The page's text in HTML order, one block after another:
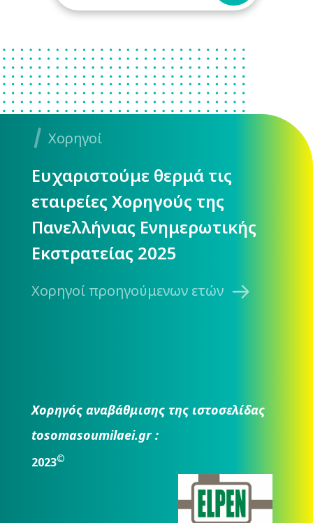
Χορηγοί
Ευχαριστούμε θερμά τις
εταιρείες Χορηγούς της
Πανελλήνιας Ενημερωτικής
Εκστρατείας 2025
Χορηγοί προηγούμενων ετών
Χορηγός αναβάθμισης της ιστοσελίδας
tosomasoumilaei.gr :
2023©